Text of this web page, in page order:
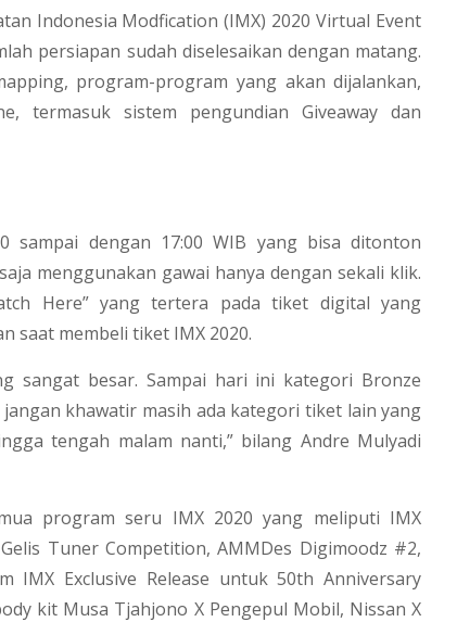
Indonesia Modfication (IMX) 2020 Virtual Event
persiapan sudah diselesaikan dengan matang.
program-program yang akan dijalankan,
termasuk sistem pengundian Giveaway dan
sampai dengan 17:00 WIB yang bisa ditonton
menggunakan gawai hanya dengan sekali klik.
Here” yang tertera pada tiket digital yang
saat membeli tiket IMX 2020.
sangat besar. Sampai hari ini kategori Bronze
khawatir masih ada kategori tiket lain yang
tengah malam nanti,” bilang Andre Mulyadi
program seru IMX 2020 yang meliputi IMX
Tuner Competition, AMMDes Digimoodz #2,
IMX Exclusive Release untuk 50th Anniversary
kit Musa Tjahjono X Pengepul Mobil, Nissan X